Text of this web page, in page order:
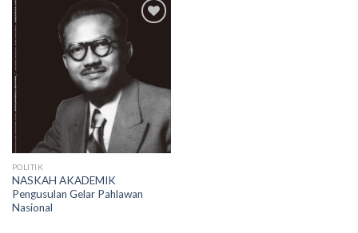
POLITIK
NASKAH AKADEMIK
Pengusulan Gelar Pahlawan
Nasional